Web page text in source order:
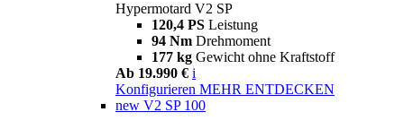
Hypermotard V2 SP
120,4 PS Leistung
94 Nm Drehmoment
177 kg Gewicht ohne Kraftstoff
Ab 19.990 € i
Konfigurieren MEHR ENTDECKEN
new V2 SP 100